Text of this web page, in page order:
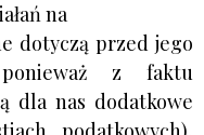
na
dotyczą przed jego
ponieważ z faktu
dla nas dodatkowe